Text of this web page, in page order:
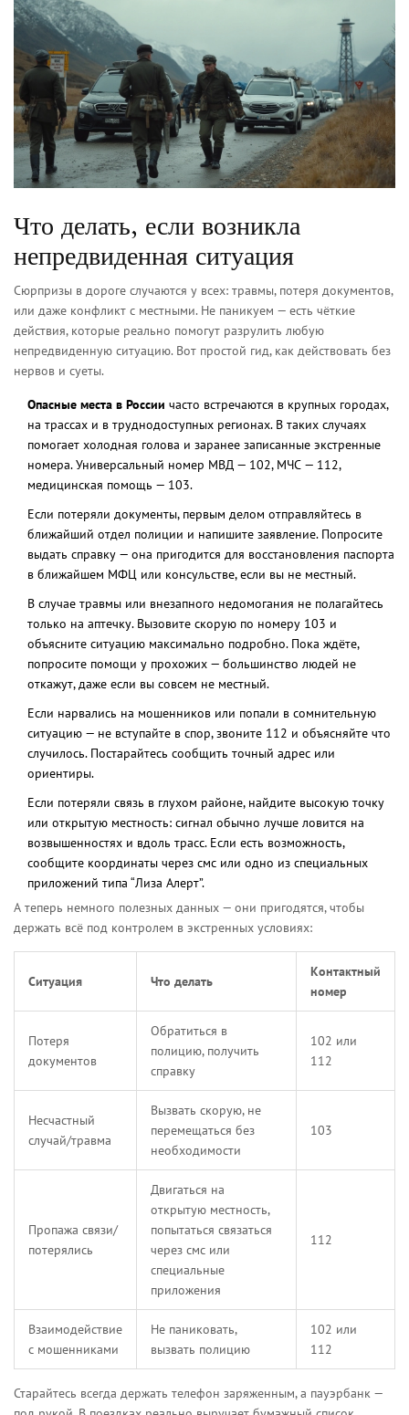
Что делать, если возникла
непредвиденная ситуация
Сюрпризы в дороге случаются у всех: травмы, потеря документов,
или даже конфликт с местными. Не паникуем — есть чёткие
действия, которые реально помогут разрулить любую
непредвиденную ситуацию. Вот простой гид, как действовать без
нервов и суеты.
Опасные места в России часто встречаются в крупных городах,
на трассах и в труднодоступных регионах. В таких случаях
помогает холодная голова и заранее записанные экстренные
номера. Универсальный номер МВД — 102, МЧС — 112,
медицинская помощь — 103.
Если потеряли документы, первым делом отправляйтесь в
ближайший отдел полиции и напишите заявление. Попросите
выдать справку — она пригодится для восстановления паспорта
в ближайшем МФЦ или консульстве, если вы не местный.
В случае травмы или внезапного недомогания не полагайтесь
только на аптечку. Вызовите скорую по номеру 103 и
объясните ситуацию максимально подробно. Пока ждёте,
попросите помощи у прохожих — большинство людей не
откажут, даже если вы совсем не местный.
Если нарвались на мошенников или попали в сомнительную
ситуацию — не вступайте в спор, звоните 112 и объясняйте что
случилось. Постарайтесь сообщить точный адрес или
ориентиры.
Если потеряли связь в глухом районе, найдите высокую точку
или открытую местность: сигнал обычно лучше ловится на
возвышенностях и вдоль трасс. Если есть возможность,
сообщите координаты через смс или одно из специальных
приложений типа “Лиза Алерт”.
А теперь немного полезных данных — они пригодятся, чтобы
держать всё под контролем в экстренных условиях:
Ситуация Что делать
Контактный
номер
Потеря
документов
Обратиться в
полицию, получить
справку
102 или
112
Несчастный
случай/травма
Вызвать скорую, не
перемещаться без
необходимости
103
Пропажа связи/
потерялись
Двигаться на
открытую местность,
попытаться связаться
через смс или
специальные
приложения
112
Взаимодействие
с мошенниками
Не паниковать,
вызвать полицию
102 или
112
Старайтесь всегда держать телефон заряженным, а пауэрбанк —